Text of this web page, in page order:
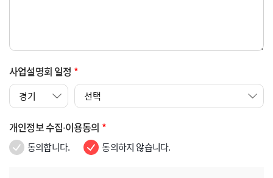
사업설명회 일정 *
개인정보 수집∙이용동의 *
동의합니다. 동의하지 않습니다.